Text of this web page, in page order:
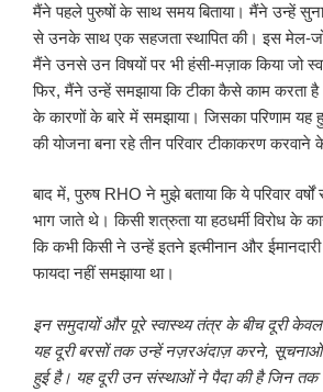
मैंने पहले पुरुषों के साथ समय बिताया। मैंने उन्हें
से उनके साथ एक सहजता स्थापित की। इस मेल-
मैंने उनसे उन विषयों पर भी हंसी-मज़ाक किया जो
फिर, मैंने उन्हें समझाया कि टीका कैसे काम करता
के कारणों के बारे में समझाया। जिसका परिणाम
की योजना बना रहे तीन परिवार टीकाकरण
बाद में, पुरुष RHO ने मुझे बताया कि ये परिवार
भाग जाते थे। किसी शत्रुता या हठधर्मी विरोध के
कि कभी किसी ने उन्हें इतने इत्मीनान और
फायदा नहीं समझाया था।
इन समुदायों और पूरे स्वास्थ्य तंत्र के बीच दूरी केवल
यह दूरी बरसों तक उन्हें नज़रअंदाज़ करने,
हुई है। यह दूरी उन संस्थाओं ने पैदा की है जिन तक